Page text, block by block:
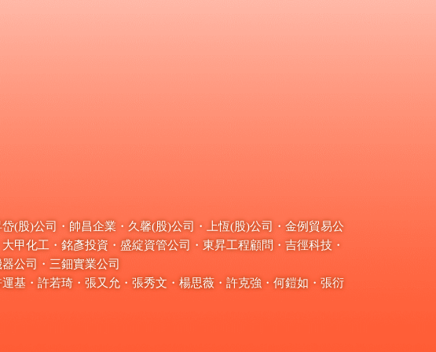
(股)公司・帥昌企業・久馨(股)公司・上恆(股)公司・金例貿易公
甲化工・銘彥投資・盛綻資管公司・東昇工程顧問・吉徑科技・
公司・三鈿實業公司
基・許若琦・張又允・張秀文・楊思薇・許克強・何鎧如・張衍